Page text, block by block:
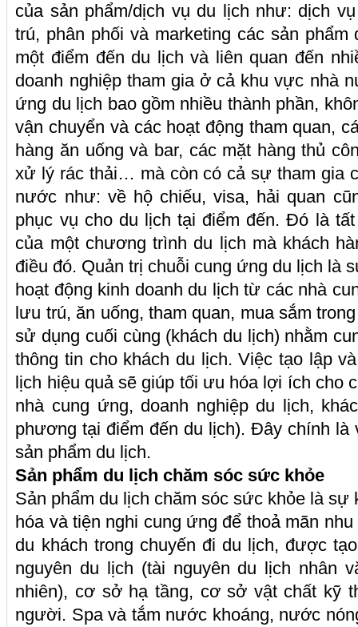
của sản phẩm/dịch vụ du lịch như: dịch
trú, phân phối và marketing các sản
một điểm đến du lịch và liên quan đến
doanh nghiệp tham gia ở cả khu vực nhà
ứng du lịch bao gồm nhiều thành phần,
vận chuyển và các hoạt động tham quan,
hàng ăn uống và bar, các mặt hàng thủ
xử lý rác thải… mà còn có cả sự tham gia
nước như: về hộ chiếu, visa, hải quan
phục vụ cho du lịch tại điểm đến. Đó là
của một chương trình du lịch mà khách
điều đó. Quản trị chuỗi cung ứng du lịch là
hoạt động kinh doanh du lịch từ các nhà
lưu trú, ăn uống, tham quan, mua sắm
sử dụng cuối cùng (khách du lịch) nhằm
thông tin cho khách du lịch. Việc tạo lập
lịch hiệu quả sẽ giúp tối ưu hóa lợi ích cho
nhà cung ứng, doanh nghiệp du lịch,
phương tại điểm đến du lịch). Đây chính là
sản phẩm du lịch.
Sản phẩm du lịch chăm sóc sức khỏe
Sản phẩm du lịch chăm sóc sức khỏe là
hóa và tiện nghi cung ứng để thoả mãn
du khách trong chuyến đi du lịch, được
nguyên du lịch (tài nguyên du lịch nhân
nhiên), cơ sở hạ tầng, cơ sở vật chất kỹ
người. Spa và tắm nước khoáng, nước